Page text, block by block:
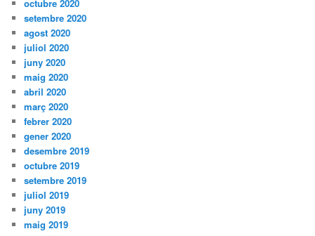
octubre 2020
setembre 2020
agost 2020
juliol 2020
juny 2020
maig 2020
abril 2020
març 2020
febrer 2020
gener 2020
desembre 2019
octubre 2019
setembre 2019
juliol 2019
juny 2019
maig 2019